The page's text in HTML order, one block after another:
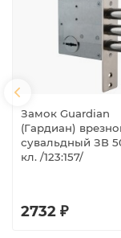
Замок Guardian
(Гардиан)
сувальдный ЗВ
кл. /123:157/
2732 ₽